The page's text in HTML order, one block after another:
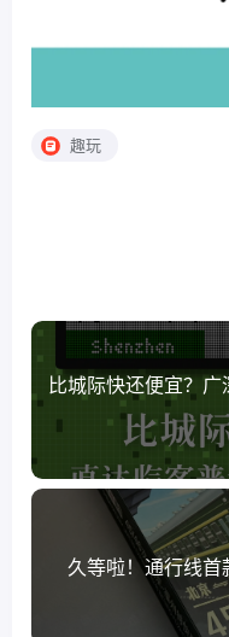
趣玩
比城际快还便宜？
久等啦！通行线首